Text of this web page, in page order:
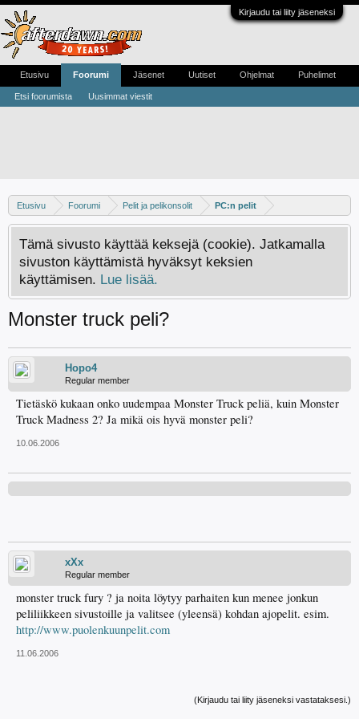
Kirjaudu tai liity jäseneksi
Etusivu Foorumi Pelit ja pelikonsolit PC:n pelit
Tämä sivusto käyttää keksejä (cookie). Jatkamalla
sivuston käyttämistä hyväksyt keksien
käyttämisen. Lue lisää.
Monster truck peli?
Hopo4
Regular member
Tietäskö kukaan onko uudempaa Monster Truck peliä, kuin Monster
Truck Madness 2? Ja mikä ois hyvä monster peli?
10.06.2006
xXx
Regular member
monster truck fury ? ja noita löytyy parhaiten kun menee jonkun
peliliikkeen sivustoille ja valitsee (yleensä) kohdan ajopelit. esim.
http://www.puolenkuunpelit.com
11.06.2006
(Kirjaudu tai liity jäseneksi vastataksesi.)
Etusivu Foorumi
Etsi foorumista Uusimmat viestit
Jäsenet Uutiset Ohjelmat Puhelimet